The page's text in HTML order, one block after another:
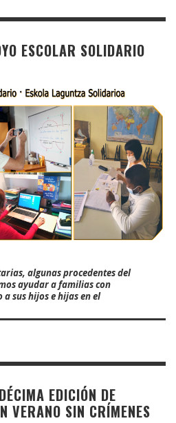
ESCOLAR SOLIDARIO
algunas procedentes del
ayudar a familias con
sus hijos e hijas en el
EDICIÓN DE
VERANO SIN CRÍMENES